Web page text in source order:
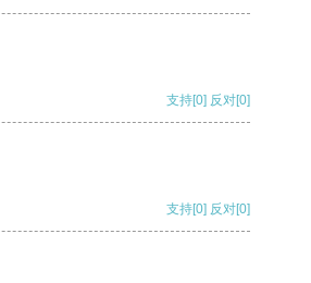
支持[0] 反对[0]
支持[0] 反对[0]